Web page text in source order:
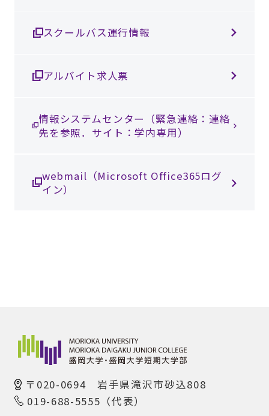
スクールバス運行情報
アルバイト求人票
情報システムセンター（緊急連絡：連絡
先を参照．サイト：学内専用）
webmail（Microsoft Office365ログ
イン）
〒020-0694 岩手県滝沢市砂込808
019-688-5555（代表）